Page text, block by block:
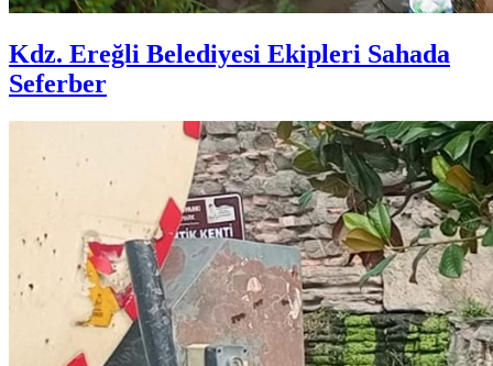
Kdz. Ereğli Belediyesi Ekipleri Sahada
Seferber